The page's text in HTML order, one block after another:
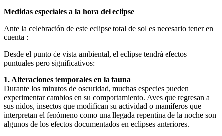
Medidas especiales a la hora del eclipse
Ante la celebración de este eclipse total de sol es necesario tener en
cuenta :
Desde el punto de vista ambiental, el eclipse tendrá efectos
puntuales pero significativos:
1. Alteraciones temporales en la fauna
Durante los minutos de oscuridad, muchas especies pueden
experimentar cambios en su comportamiento. Aves que regresan a
sus nidos, insectos que modifican su actividad o mamíferos que
interpretan el fenómeno como una llegada repentina de la noche son
algunos de los efectos documentados en eclipses anteriores.